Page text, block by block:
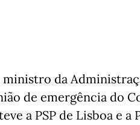
da
de emergência do
a PSP de Lisboa e a